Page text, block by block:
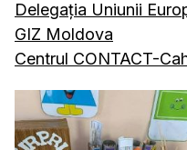
Delegația Uniunii
GIZ Moldova
Centrul CONTACT-